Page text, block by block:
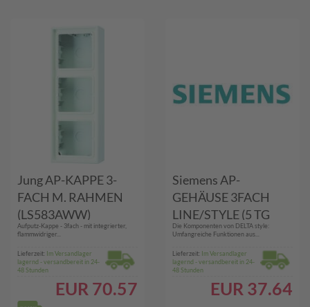
Jung AP-KAPPE 3-
FACH M. RAHMEN
(LS583AWW)
Aufputz-Kappe - 3fach - mit integrierter,
flammwidriger...
Lieferzeit: Im Versandlager
lagernd - versandbereit in 24-
48 Stunden
EUR 70.57
Siemens AP-
GEHÄUSE 3FACH
LINE/STYLE (5 TG
2903 TITANWS.)
Die Komponenten von DELTA style:
Umfangreiche Funktionen aus...
Lieferzeit: Im Versandlager
lagernd - versandbereit in 24-
48 Stunden
EUR 37.64